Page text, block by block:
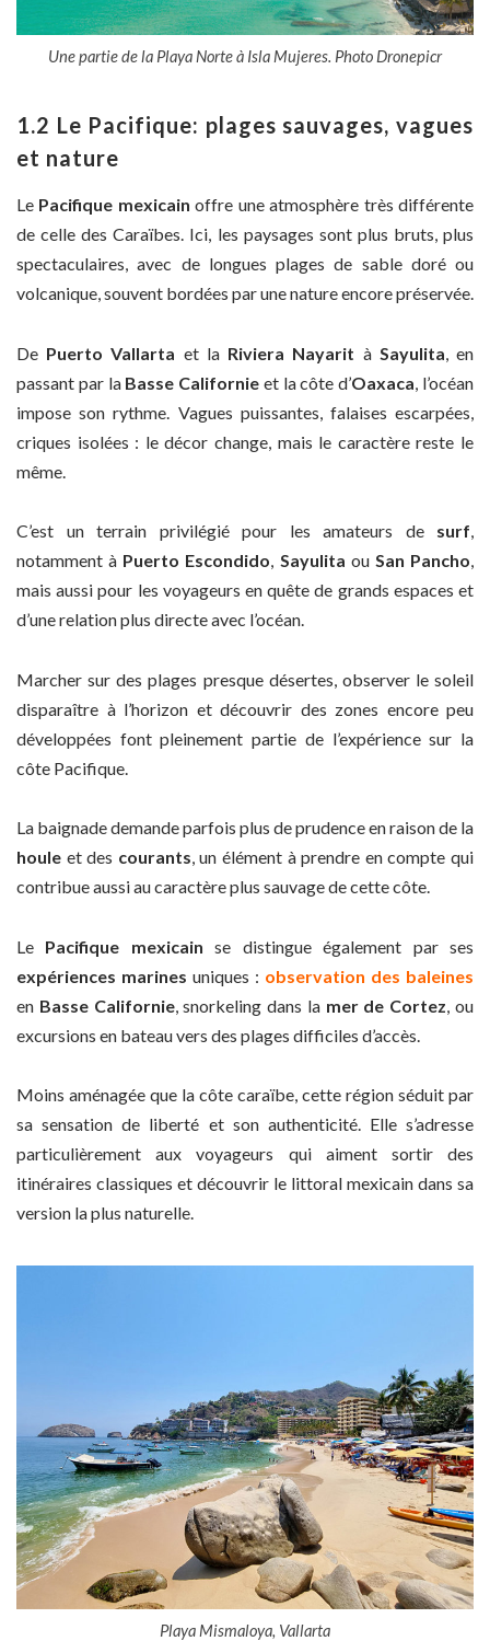
Une partie de la Playa Norte à Isla Mujeres. Photo Dronepicr
1.2 Le Pacifique: plages sauvages, vagues
et nature
Le Pacifique mexicain offre une atmosphère très différente
de celle des Caraïbes. Ici, les paysages sont plus bruts, plus
spectaculaires, avec de longues plages de sable doré ou
volcanique, souvent bordées par une nature encore préservée.
De Puerto Vallarta et la Riviera Nayarit à Sayulita, en
passant par la Basse Californie et la côte d’Oaxaca, l’océan
impose son rythme. Vagues puissantes, falaises escarpées,
criques isolées : le décor change, mais le caractère reste le
même.
C’est un terrain privilégié pour les amateurs de surf,
notamment à Puerto Escondido, Sayulita ou San Pancho,
mais aussi pour les voyageurs en quête de grands espaces et
d’une relation plus directe avec l’océan.
Marcher sur des plages presque désertes, observer le soleil
disparaître à l’horizon et découvrir des zones encore peu
développées font pleinement partie de l’expérience sur la
côte Pacifique.
La baignade demande parfois plus de prudence en raison de la
houle et des courants, un élément à prendre en compte qui
contribue aussi au caractère plus sauvage de cette côte.
Le Pacifique mexicain se distingue également par ses
expériences marines uniques : observation des baleines
en Basse Californie, snorkeling dans la mer de Cortez , ou
excursions en bateau vers des plages difficiles d’accès.
Moins aménagée que la côte caraïbe, cette région séduit par
sa sensation de liberté et son authenticité. Elle s’adresse
particulièrement aux voyageurs qui aiment sortir des
itinéraires classiques et découvrir le littoral mexicain dans sa
version la plus naturelle.
Playa Mismaloya, Vallarta